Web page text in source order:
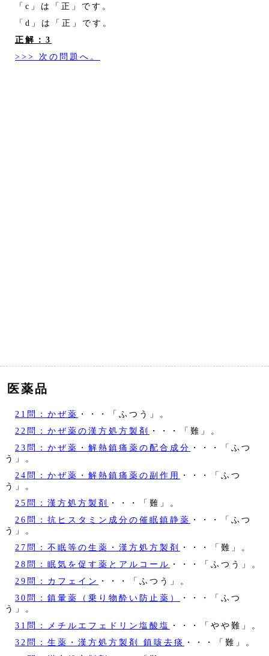
「c」は「正」です。
「d」は「正」です。
正解：3
>>> 次の問題へ。
医薬品
21問：かぜ薬 ・・・「ふつう」。
22問：かぜ薬の漢方処方製剤 ・・・「難」。
23問：かぜ薬・解熱鎮痛薬の配合成分 ・・・「ふつ
う」。
24問：かぜ薬・解熱鎮痛薬の副作用
・・・「ふつ
う」。
25問：漢方処方製剤 ・・・「難」。
26問：抗ヒスタミン成分の催眠鎮静薬 ・・・「ふつ
う」。
27問：不眠等の生薬・漢方処方製剤 ・・・「難」。
28問：眠気を促す薬とアルコール ・・・「ふつう」。
29問：カフェイン
・・・「ふつう」。
30問：鎮暈薬（乗り物酔い防止薬）
・・・「ふつ
う」。
31問：メチルエフェドリン塩酸塩
・・・「やや難」。
32問：生薬・漢方処方製剤 鎮咳去痰
・・・「難」。